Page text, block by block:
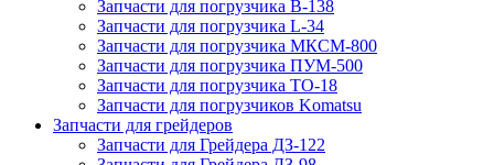
Запчасти для погрузчика B-138
Запчасти для погрузчика L-34
Запчасти для погрузчика МКСМ-800
Запчасти для погрузчика ПУМ-500
Запчасти для погрузчика ТО-18
Запчасти для погрузчиков Komatsu
Запчасти для грейдеров
Запчасти для Грейдера ДЗ-122